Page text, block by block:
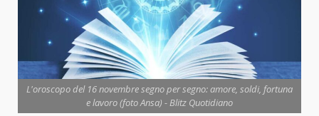
L'oroscopo del 16 novembre segno per segno: amore, soldi, fortuna
e lavoro (foto Ansa) - Blitz Quotidiano